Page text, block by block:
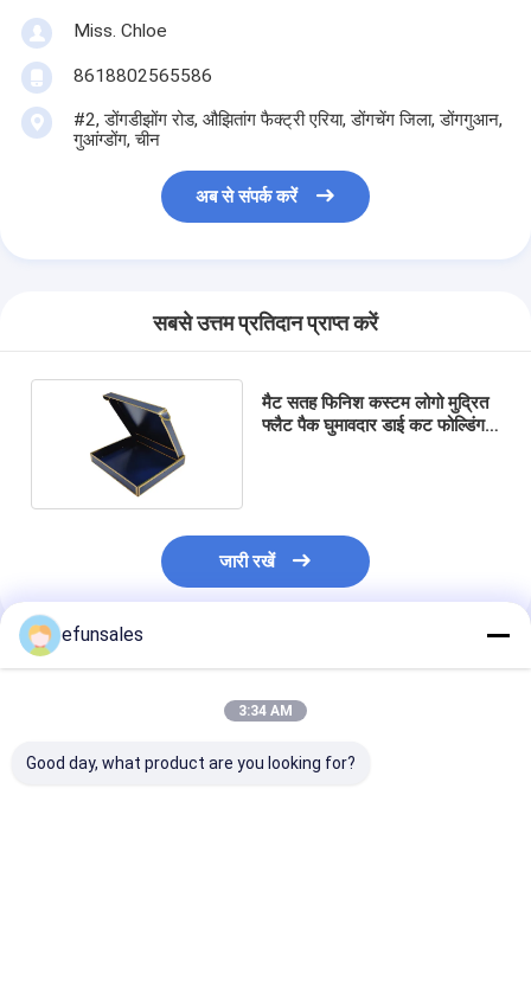
Miss. Chloe
8618802565586
#2, डोंगडीझोंग रोड, औझितांग फैक्ट्री एरिया, डोंगचेंग जिला, डोंगगुआन,
गुआंग्डोंग, चीन
अब से संपर्क करें
सबसे उत्तम प्रतिदान प्राप्त करें
मैट सतह फिनिश कस्टम लोगो मुद्रित
फ्लैट पैक घुमावदार डाई कट फोल्डिंग
जारी रखें
अनुशंसित उत्पाद
efunsales
3:34 AM
Good day, what product are you looking for?